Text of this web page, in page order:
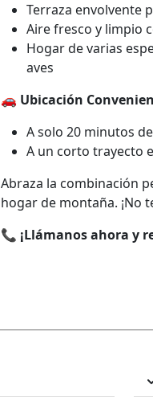
Terraza envolvente
Aire fresco y limpio
Hogar de varias
aves
🚗 Ubicación
A solo 20 minutos
A un corto trayecto
Abraza la combinación
hogar de montaña. ¡No
📞 ¡Llámanos ahora y